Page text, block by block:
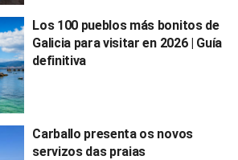
Los 100 pueblos más bonitos de
Galicia para visitar en 2026 | Guía
definitiva
Carballo presenta os novos
servizos das praias